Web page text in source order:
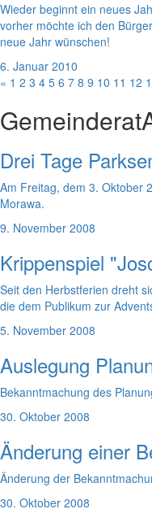
Wieder beginnt ein neues
vorher möchte ich den
neue Jahr wünschen!
6. Januar 2010
« 1 2 3 4 5 6 7 8 9 10 11 12
Gemeinderat
Drei Tage
Am Freitag, dem 3. Oktober
Morawa.
9. November 2008
Krippenspiel
Seit den Herbstferien dreht
die dem Publikum zur
5. November 2008
Auslegung
Bekanntmachung des
30. Oktober 2008
Änderung einer
Änderung der
30. Oktober 2008